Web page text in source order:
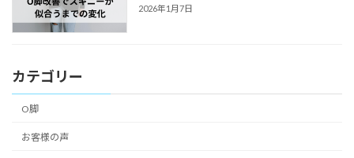
2026年1月7日
カテゴリー
O脚
お客様の声